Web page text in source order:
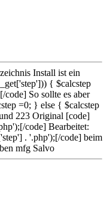
Install ist ein
{ $calcstep
So sollte es aber
=0; } else { $calcstep
223 Original [code]
code] Bearbeitet:
. '.php');[/code] beim
mfg Salvo